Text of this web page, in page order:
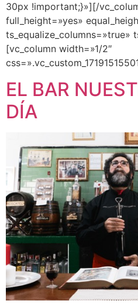
30px !important;}»][/
full_height=»yes»
ts_equalize_columns=»true»
[vc_column width=»1/2″
EL BAR
DÍA